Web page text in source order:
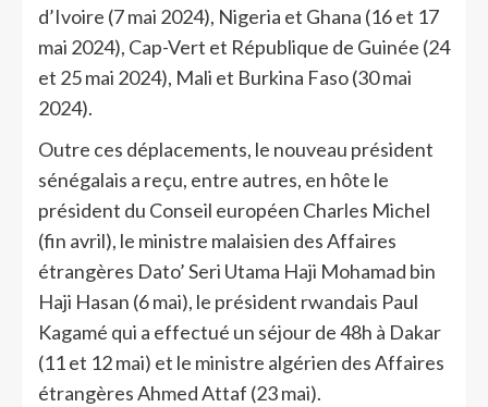
d’Ivoire (7 mai 2024), Nigeria et Ghana (16 et 17
mai 2024), Cap-Vert et République de Guinée (24
et 25 mai 2024), Mali et Burkina Faso (30 mai
2024).
Outre ces déplacements, le nouveau président
sénégalais a reçu, entre autres, en hôte le
président du Conseil européen Charles Michel
(fin avril), le ministre malaisien des Affaires
étrangères Dato’ Seri Utama Haji Mohamad bin
Haji Hasan (6 mai), le président rwandais Paul
Kagamé qui a effectué un séjour de 48h à Dakar
(11 et 12 mai) et le ministre algérien des Affaires
étrangères Ahmed Attaf (23 mai).